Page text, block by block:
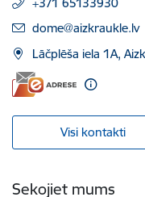
E-pasts:
dome@aizkraukle.lv
Lāčplēša iela 1A,
Visi kontakti
Sekojiet mums